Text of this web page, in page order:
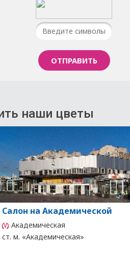
наши цветы
Салон на Академической
Академическая
ст. м. «Академическая»